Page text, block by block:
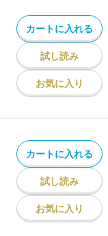
カートに入れる
試し読み
お気に入り
カートに入れる
試し読み
お気に入り